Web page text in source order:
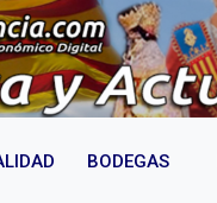
BODEGAS